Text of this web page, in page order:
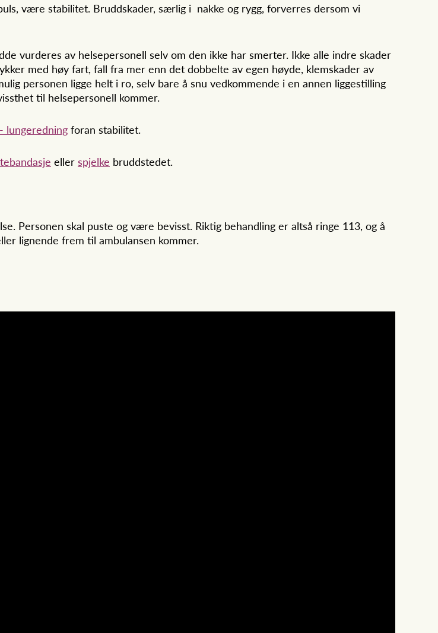
være stabilitet. Bruddskader, særlig i nakke og rygg, forverres dersom vi
vurderes av helsepersonell selv om den ikke har smerter. Ikke alle indre skader
med høy fart, fall fra mer enn det dobbelte av egen høyde, klemskader av
personen ligge helt i ro, selv bare å snu vedkommende i en annen liggestilling
til helsepersonell kommer.
lungeredningforan stabilitet.
eller spjelke bruddstedet.
Personen skal puste og være bevisst. Riktig behandling er altså ringe 113, og å
lignende frem til ambulansen kommer.